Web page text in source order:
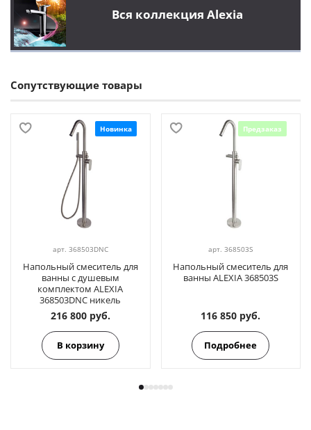
Вся коллекция Alexia
Сопутствующие товары
Новинка
арт. 368503DNC
Напольный смеситель для
ванны с душевым
комплектом ALEXIA
368503DNC никель
216 800 руб.
В корзину
Предзаказ
арт.368503S
Напольный смеситель для
ванны ALEXIA 368503S
116 850 руб.
Подробнее